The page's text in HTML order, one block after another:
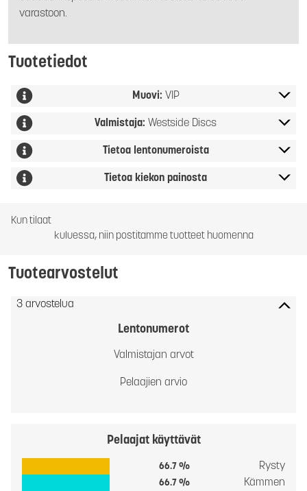
varastoon.
Tuotetiedot
Muovi: VIP
Valmistaja: Westside Discs
Tietoa lentonumeroista
Tietoa kiekon painosta
Kun tilaat
kuluessa, niin postitamme tuotteet huomenna
Tuotearvostelut
3 arvostelua
Lentonumerot
Valmistajan arvot
Pelaajien arvio
Pelaajat käyttävät
66.7 % Rysty
66.7 % Kämmen